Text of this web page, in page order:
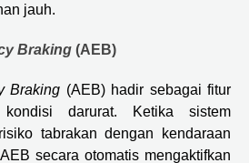
jauh.
Braking (AEB)
Braking (AEB) hadir sebagai fitur
kondisi darurat. Ketika sistem
tabrakan dengan kendaraan
secara otomatis mengaktifkan